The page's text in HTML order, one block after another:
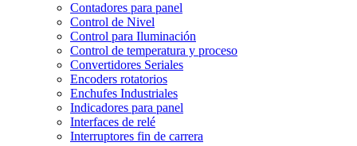
Contadores para panel
Control de Nivel
Control para Iluminación
Control de temperatura y proceso
Convertidores Seriales
Encoders rotatorios
Enchufes Industriales
Indicadores para panel
Interfaces de relé
Interruptores fin de carrera